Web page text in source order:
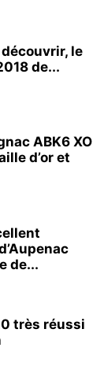
le
de...
ABK6 XO
d’or et
de...
très réussi